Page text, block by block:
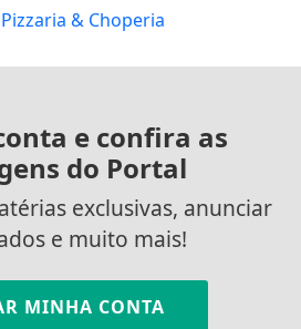
e confira as
do Portal
exclusivas, anunciar
e muito mais!
MINHA CONTA